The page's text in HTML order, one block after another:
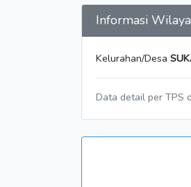
Informasi
Kelurahan/Desa
Data detail per TPS